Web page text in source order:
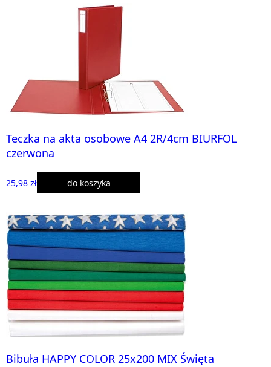
Teczka na akta osobowe A4 2R/4cm BIURFOL
czerwona
25,98 zł do koszyka
Bibuła HAPPY COLOR 25x200 MIX Święta